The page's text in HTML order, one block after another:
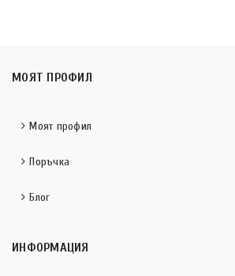
МОЯТ ПРОФИЛ
Моят профил
Поръчка
Блог
ИНФОРМАЦИЯ